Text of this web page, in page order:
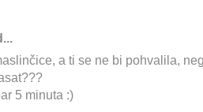
a ti se ne bi pohvalila,
5 minuta :)